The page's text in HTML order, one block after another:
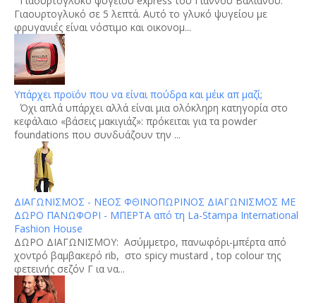
Γιαουρτογλυκό σε 5 λεπτά. Αυτό το γλυκό ψυγείου με
φρυγανιές είναι νόστιμο και οικονομ...
Υπάρχει προϊόν που να είναι πούδρα και μέικ απ μαζί;
Όχι απλά υπάρχει αλλά είναι μια ολόκληρη κατηγορία στο
κεφάλαιο «βάσεις μακιγιάζ»: πρόκειται για τα powder
foundations που συνδυάζουν την ...
ΔΙΑΓΩΝΙΣΜΟΣ - ΝΕΟΣ ΦΘΙΝΟΠΩΡΙΝΟΣ ΔΙΑΓΩΝΙΣΜΟΣ ΜΕ
ΔΩΡΟ ΠΑΝΩΦΟΡΙ - ΜΠΕΡΤΑ από τη La-Stampa International
Fashion House
ΔΩΡΟ ΔΙΑΓΩΝΙΣΜΟΥ: Aσύμμετρο, πανωφόρι-μπέρτα από
χοντρό βαμβακερό rib, στο spicy mustard , top colour της
φετεινής σεζόν Γ ια να...